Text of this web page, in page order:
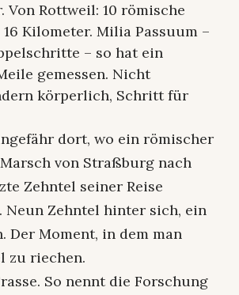
Von Rottweil: 10 römische
Kilometer. Milia Passuum –
– so hat ein
gemessen. Nicht
körperlich, Schritt für
dort, wo ein römischer
von Straßburg nach
Zehntel seiner Reise
Neun Zehntel hinter sich, ein
Der Moment, in dem man
zu riechen.
So nennt die Forschung